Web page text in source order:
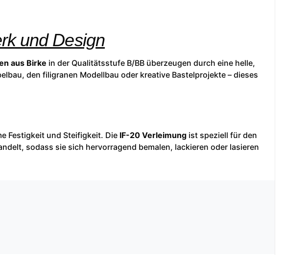
und Design
aus Birke in der Qualitätsstufe B/BB überzeugen durch eine helle,
den filigranen Modellbau oder kreative Bastelprojekte – dieses
Festigkeit und Steifigkeit. Die IF-20 Verleimung ist speziell für den
sodass sie sich hervorragend bemalen, lackieren oder lasieren